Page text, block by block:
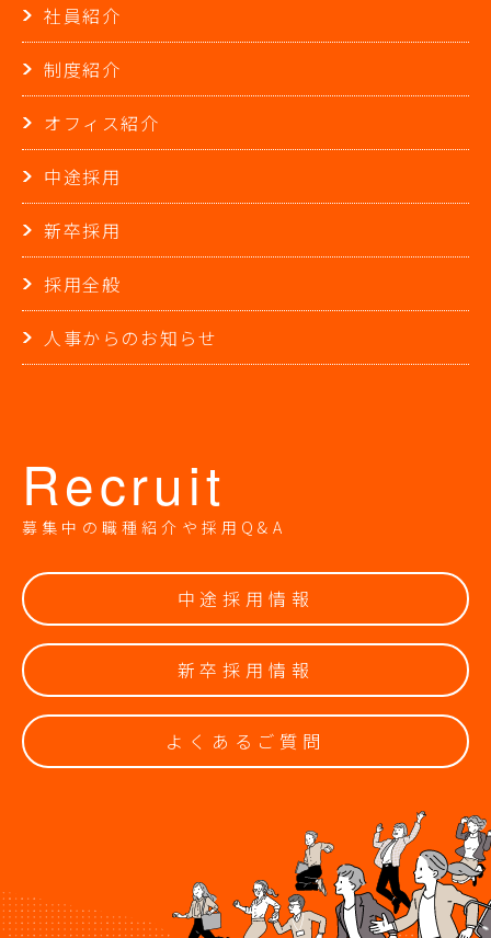
社員紹介
制度紹介
オフィス紹介
中途採用
新卒採用
採用全般
人事からのお知らせ
Recruit
募集中の職種紹介や採用Q&A
中途採用情報
新卒採用情報
よくあるご質問